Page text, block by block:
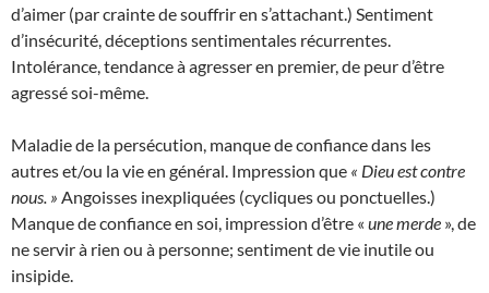
d’aimer (par crainte de souffrir en s’attachant.) Sentiment
d’insécurité, déceptions sentimentales récurrentes.
Intolérance, tendance à agresser en premier, de peur d’être
agressé soi-même.
Maladie de la persécution, manque de confiance dans les
autres et/ou la vie en général. Impression que « Dieu est contre
nous. » Angoisses inexpliquées (cycliques ou ponctuelles.)
Manque de confiance en soi, impression d’être « une merde », de
ne servir à rien ou à personne; sentiment de vie inutile ou
insipide.